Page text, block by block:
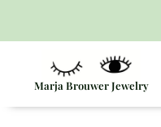
Marja Brouwer Jewelry